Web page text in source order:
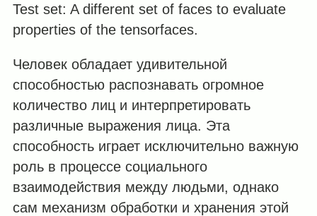
Test set: A different set of faces to evaluate
properties of the tensorfaces.
Человек обладает удивительной
способностью распознавать огромное
количество лиц и интерпретировать
различные выражения лица. Эта
способность играет исключительно важную
роль в процессе социального
взаимодействия между людьми, однако
сам механизм обработки и хранения этой